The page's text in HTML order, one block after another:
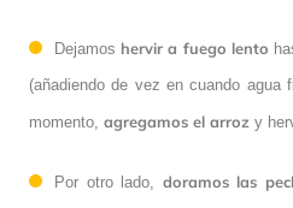
Dejamos hervir a fuego lento
(añadiendo de vez en cuando
momento, agregamos el arroz y
Por otro lado, doramos las